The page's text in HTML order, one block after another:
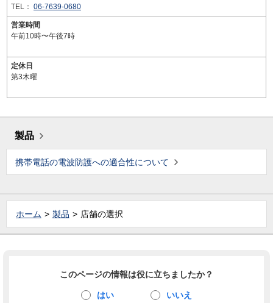
TEL： 06-7639-0680
営業時間
午前10時〜午後7時
定休日
第3木曜
製品
携帯電話の電波防護への適合性について
ホーム 製品 店舗の選択
このページの情報は役に立ちましたか？
はい いいえ